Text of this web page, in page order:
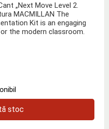
„Next Move Level 2.
MACMILLAN The
Kit is an engaging
the modern classroom.
stoc